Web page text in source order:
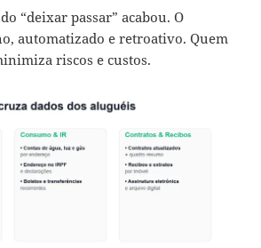
“deixar passar” acabou. O
automatizado e retroativo. Quem
riscos e custos.